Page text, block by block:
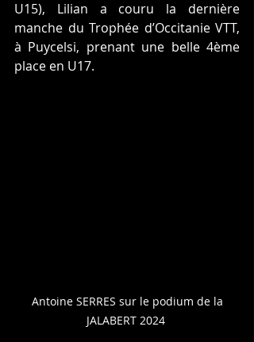
U15), Lilian a couru la dernière
manche du Trophée d’Occitanie VTT,
à Puycelsi, prenant une belle 4ème
place en U17.
JALABERT 2024